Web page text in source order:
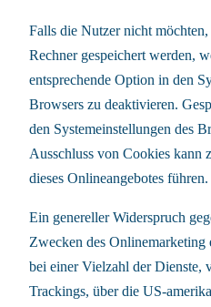
Falls die Nutzer nicht
Rechner gespeichert werden,
entsprechende Option in den
Browsers zu deaktivieren.
den Systemeinstellungen des
Ausschluss von Cookies kann
dieses Onlineangebotes führen.
Ein genereller Widerspruch
Zwecken des Onlinemarketing
bei einer Vielzahl der Dienste,
Trackings, über die US-